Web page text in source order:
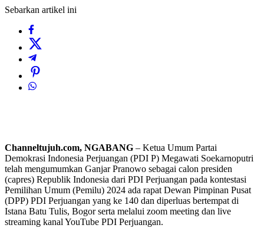
Sebarkan artikel ini
Channeltujuh.com, NGABANG – Ketua Umum Partai
Demokrasi Indonesia Perjuangan (PDI P) Megawati Soekarnoputri
telah mengumumkan Ganjar Pranowo sebagai calon presiden
(capres) Republik Indonesia dari PDI Perjuangan pada kontestasi
Pemilihan Umum (Pemilu) 2024 ada rapat Dewan Pimpinan Pusat
(DPP) PDI Perjuangan yang ke 140 dan diperluas bertempat di
Istana Batu Tulis, Bogor serta melalui zoom meeting dan live
streaming kanal YouTube PDI Perjuangan.